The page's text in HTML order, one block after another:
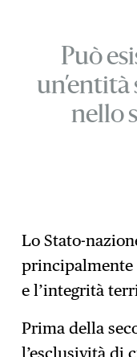
Può
un’entità
nello
Lo Stato-
principalmente
e l’integrità
Prima della
l’esclusività di